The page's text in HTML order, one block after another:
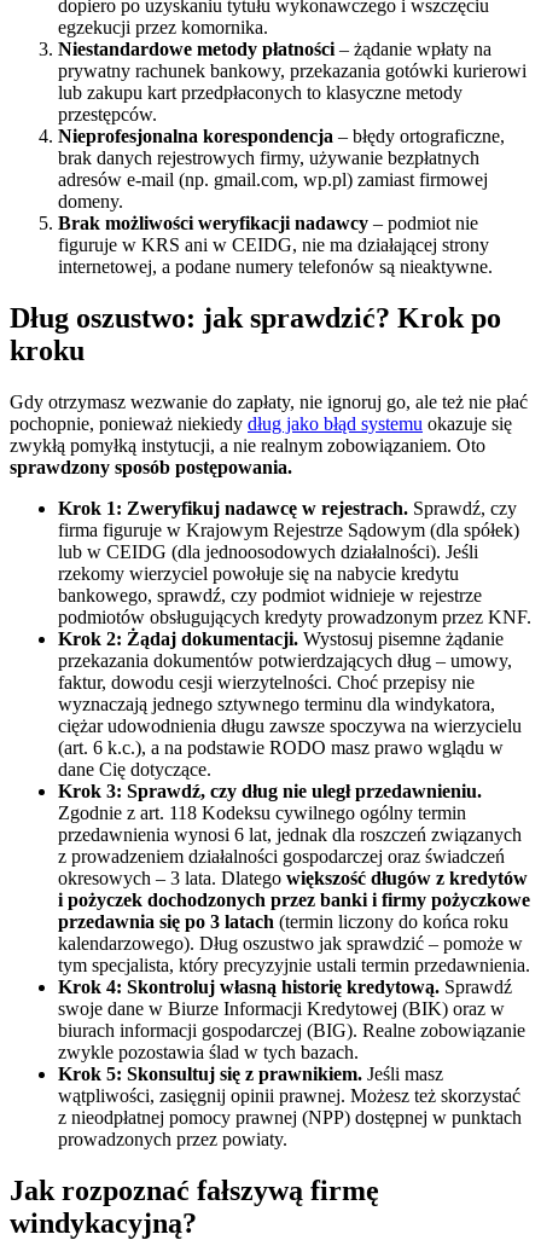
dopiero po uzyskaniu tytułu wykonawczego i wszczęciu
egzekucji przez komornika.
Niestandardowe metody płatności – żądanie wpłaty na
prywatny rachunek bankowy, przekazania gotówki kurierowi
lub zakupu kart przedpłaconych to klasyczne metody
przestępców.
Nieprofesjonalna korespondencja – błędy ortograficzne,
brak danych rejestrowych firmy, używanie bezpłatnych
adresów e-mail (np. gmail.com, wp.pl) zamiast firmowej
domeny.
Brak możliwości weryfikacji nadawcy – podmiot nie
figuruje w KRS ani w CEIDG, nie ma działającej strony
internetowej, a podane numery telefonów są nieaktywne.
Dług oszustwo: jak sprawdzić? Krok po
kroku
Gdy otrzymasz wezwanie do zapłaty, nie ignoruj go, ale też nie płać
pochopnie, ponieważ niekiedy dług jako błąd systemu okazuje się
zwykłą pomyłką instytucji, a nie realnym zobowiązaniem. Oto
sprawdzony sposób postępowania.
Krok 1: Zweryfikuj nadawcę w rejestrach. Sprawdź, czy
firma figuruje w Krajowym Rejestrze Sądowym (dla spółek)
lub w CEIDG (dla jednoosodowych działalności). Jeśli
rzekomy wierzyciel powołuje się na nabycie kredytu
bankowego, sprawdź, czy podmiot widnieje w rejestrze
podmiotów obsługujących kredyty prowadzonym przez KNF.
Krok 2: Żądaj dokumentacji. Wystosuj pisemne żądanie
przekazania dokumentów potwierdzających dług – umowy,
faktur, dowodu cesji wierzytelności. Choć przepisy nie
wyznaczają jednego sztywnego terminu dla windykatora,
ciężar udowodnienia długu zawsze spoczywa na wierzycielu
(art. 6 k.c.), a na podstawie RODO masz prawo wglądu w
dane Cię dotyczące.
Krok 3: Sprawdź, czy dług nie uległ przedawnieniu.
Zgodnie z art. 118 Kodeksu cywilnego ogólny termin
przedawnienia wynosi 6 lat, jednak dla roszczeń związanych
z prowadzeniem działalności gospodarczej oraz świadczeń
okresowych – 3 lata. Dlatego większość długów z kredytów
i pożyczek dochodzonych przez banki i firmy pożyczkowe
przedawnia się po 3 latach (termin liczony do końca roku
kalendarzowego). Dług oszustwo jak sprawdzić – pomoże w
tym specjalista, który precyzyjnie ustali termin przedawnienia.
Krok 4: Skontroluj własną historię kredytową. Sprawdź
swoje dane w Biurze Informacji Kredytowej (BIK) oraz w
biurach informacji gospodarczej (BIG). Realne zobowiązanie
zwykle pozostawia ślad w tych bazach.
Krok 5: Skonsultuj się z prawnikiem. Jeśli masz
wątpliwości, zasięgnij opinii prawnej. Możesz też skorzystać
z nieodpłatnej pomocy prawnej (NPP) dostępnej w punktach
prowadzonych przez powiaty.
Jak rozpoznać fałszywą firmę
windykacyjną?